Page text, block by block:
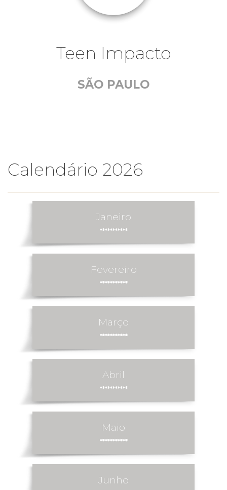
Teen Impacto
SÃO PAULO
Calendário 2026
Janeiro
***********
Fevereiro
***********
Março
***********
Abril
***********
Maio
***********
Junho